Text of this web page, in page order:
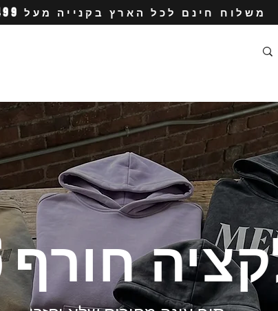
משלוח חינם לכל הארץ בקנייה מעל 499שח
חורף 2026